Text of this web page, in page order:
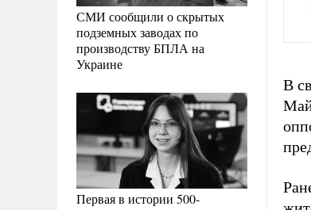
СМИ сообщили о скрытых
подземных заводах по
производству БПЛА на
Украине
Первая в истории 500-
В